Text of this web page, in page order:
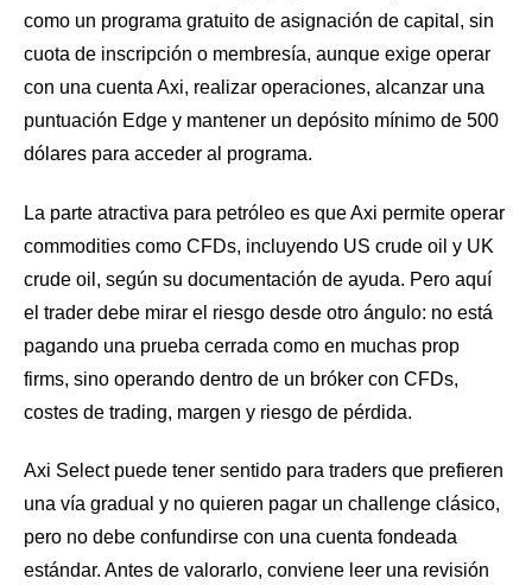
como un programa gratuito de asignación de capital, sin
cuota de inscripción o membresía, aunque exige operar
con una cuenta Axi, realizar operaciones, alcanzar una
puntuación Edge y mantener un depósito mínimo de 500
dólares para acceder al programa.
La parte atractiva para petróleo es que Axi permite operar
commodities como CFDs, incluyendo US crude oil y UK
crude oil, según su documentación de ayuda. Pero aquí
el trader debe mirar el riesgo desde otro ángulo: no está
pagando una prueba cerrada como en muchas prop
firms, sino operando dentro de un bróker con CFDs,
costes de trading, margen y riesgo de pérdida.
Axi Select puede tener sentido para traders que prefieren
una vía gradual y no quieren pagar un challenge clásico,
pero no debe confundirse con una cuenta fondeada
estándar. Antes de valorarlo, conviene leer una revisión